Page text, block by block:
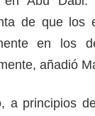
de que los
en los
añadió
a principios